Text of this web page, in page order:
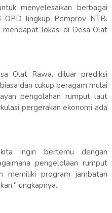
menyelesaikan berbagai
lingkup Pemprov NTB.
mendapat lokasi di Desa Olat
Olat Rawa, diluar prediksi
dan cukup beragam mulai
pengolahan rumput laut
pergerakan ekonomi ada
ingin bertemu dengan
pengelolaan rumput
memiliki program jambatan
ungkapnya.